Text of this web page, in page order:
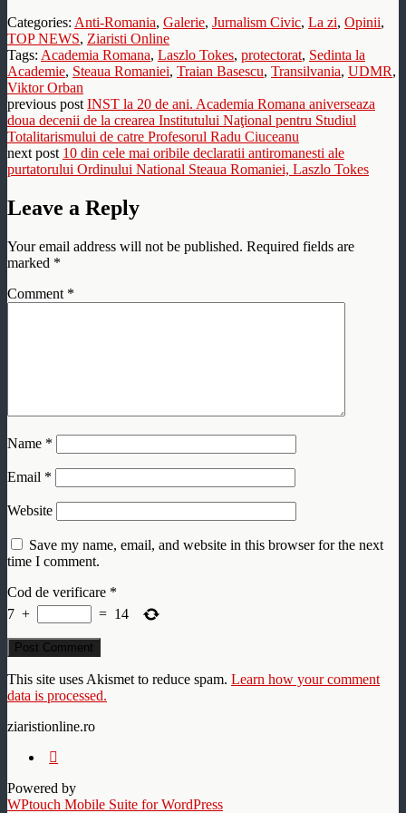
Categories: Anti-Romania, Galerie, Jurnalism Civic, La zi, Opinii,
TOP NEWS, Ziaristi Online
Tags: Academia Romana, Laszlo Tokes, protectorat, Sedinta la
Academie, Steaua Romaniei, Traian Basescu, Transilvania, UDMR,
Viktor Orban
previous post INST la 20 de ani. Academia Romana aniverseaza
doua decenii de la crearea Institutului Naţional pentru Studiul
Totalitarismului de catre Profesorul Radu Ciuceanu
next post 10 din cele mai oribile declaratii antiromanesti ale
purtatorului Ordinului National Steaua Romaniei, Laszlo Tokes
Leave a Reply
Your email address will not be published. Required fields are
marked *
Comment *
Name *
Email *
Website
Save my name, email, and website in this browser for the next
time I comment.
Cod de verificare *
7 + = 14
This site uses Akismet to reduce spam. Learn how your comment
data is processed.
ziaristionline.ro
Powered by
WPtouch Mobile Suite for WordPress